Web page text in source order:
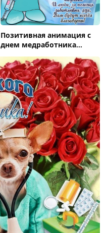
Позитивная анимация с
днем медработника
поздравить